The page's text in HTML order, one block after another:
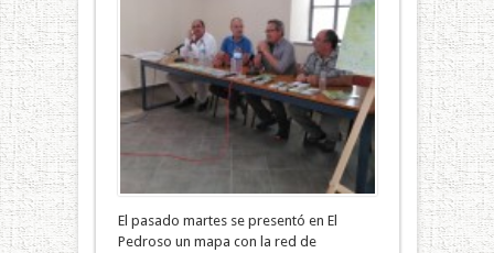
El pasado martes se presentó en El
Pedroso un mapa con la red de